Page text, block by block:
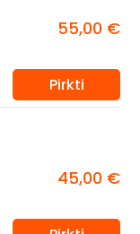
55,00 €
Pirkti
45,00 €